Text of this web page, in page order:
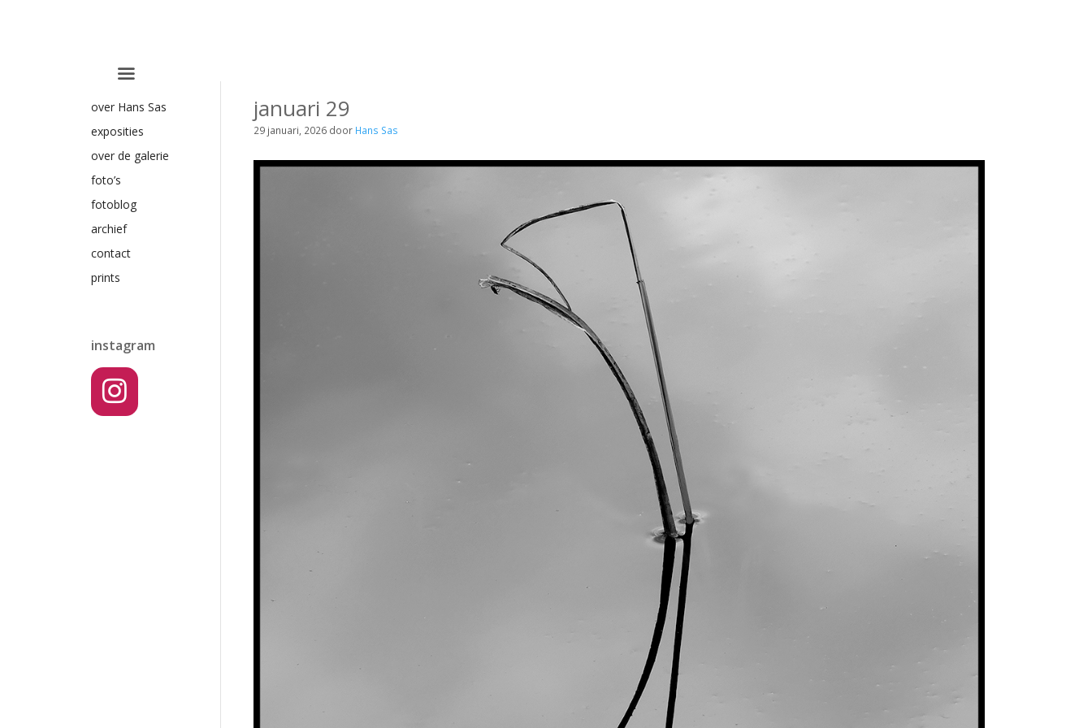
januari 29
29 januari, 2026 door Hans Sas
over Hans Sas
exposities
over de galerie
foto’s
fotoblog
archief
contact
prints
instagram